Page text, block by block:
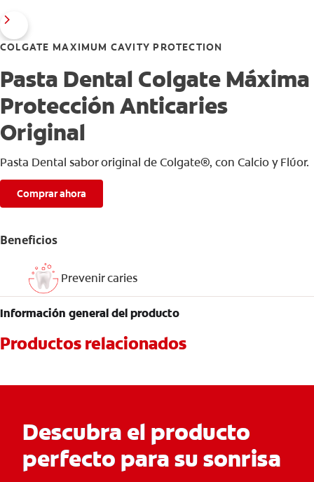
COLGATE MAXIMUM CAVITY PROTECTION
Pasta Dental Colgate Máxima
Protección Anticaries
Original
Pasta Dental sabor original de Colgate®, con Calcio y Flúor.
Comprar ahora
Beneficios
Prevenir caries
Información general del producto
Productos relacionados
Descubra el producto
perfecto para su sonrisa